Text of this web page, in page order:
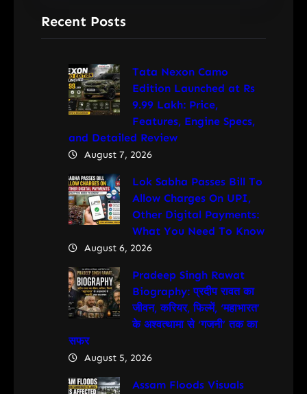
Recent Posts
Tata Nexon Camo
Edition Launched at Rs
9.99 Lakh: Price,
Features, Engine Specs,
and Detailed Review
August 7, 2026
Lok Sabha Passes Bill To
Allow Charges On UPI,
Other Digital Payments:
What You Need To Know
August 6, 2026
Pradeep Singh Rawat
Biography: प्रदीप रावत का
जीवन, करियर, फिल्में, ‘महाभारत’
के अश्वत्थामा से ‘गजनी’ तक का
सफर
August 5, 2026
Assam Floods Visuals